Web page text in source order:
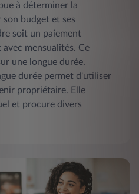
à déterminer la
budget et ses
soit un paiement
mensualités. Ce
une longue durée.
durée permet d'utiliser
propriétaire. Elle
et procure divers